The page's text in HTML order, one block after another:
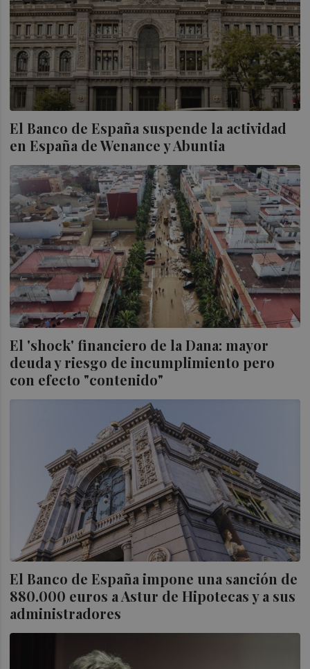
El Banco de España suspende la actividad
en España de Wenance y Abuntia
El 'shock' financiero de la Dana: mayor
deuda y riesgo de incumplimiento pero
con efecto "contenido"
El Banco de España impone una sanción de
880.000 euros a Astur de Hipotecas y a sus
administradores